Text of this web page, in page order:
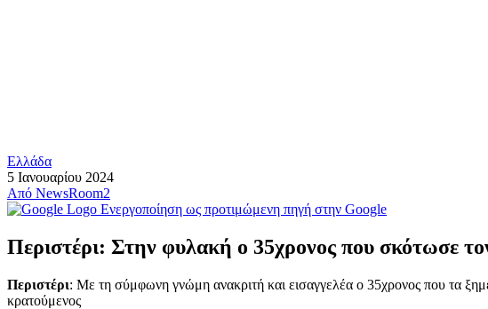
Ελλάδα
5 Ιανουαρίου 2024
Από NewsRoom2
Ενεργοποίηση ως προτιμώμενη πηγή στην Google
Περιστέρι: Στην φυλακή ο 35χρονος που σκότωσε
Περιστέρι: Με τη σύμφωνη γνώμη ανακριτή και εισαγγελέα ο 35χρονος που τα
κρατούμενος